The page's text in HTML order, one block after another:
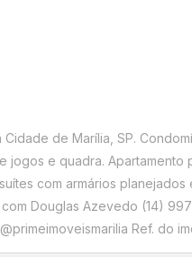
de Marília, SP.
jogos e quadra. Apartamento
com armários planejados
Douglas Azevedo (14)
Ref. do